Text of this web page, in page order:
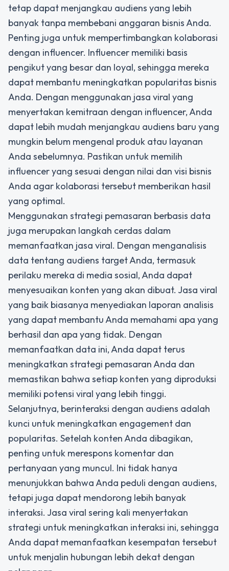
tetap dapat menjangkau audiens yang lebih
banyak tanpa membebani anggaran bisnis Anda.
Penting juga untuk mempertimbangkan kolaborasi
dengan influencer. Influencer memiliki basis
pengikut yang besar dan loyal, sehingga mereka
dapat membantu meningkatkan popularitas bisnis
Anda. Dengan menggunakan jasa viral yang
menyertakan kemitraan dengan influencer, Anda
dapat lebih mudah menjangkau audiens baru yang
mungkin belum mengenal produk atau layanan
Anda sebelumnya. Pastikan untuk memilih
influencer yang sesuai dengan nilai dan visi bisnis
Anda agar kolaborasi tersebut memberikan hasil
yang optimal.
Menggunakan strategi pemasaran berbasis data
juga merupakan langkah cerdas dalam
memanfaatkan jasa viral. Dengan menganalisis
data tentang audiens target Anda, termasuk
perilaku mereka di media sosial, Anda dapat
menyesuaikan konten yang akan dibuat. Jasa viral
yang baik biasanya menyediakan laporan analisis
yang dapat membantu Anda memahami apa yang
berhasil dan apa yang tidak. Dengan
memanfaatkan data ini, Anda dapat terus
meningkatkan strategi pemasaran Anda dan
memastikan bahwa setiap konten yang diproduksi
memiliki potensi viral yang lebih tinggi.
Selanjutnya, berinteraksi dengan audiens adalah
kunci untuk meningkatkan engagement dan
popularitas. Setelah konten Anda dibagikan,
penting untuk merespons komentar dan
pertanyaan yang muncul. Ini tidak hanya
menunjukkan bahwa Anda peduli dengan audiens,
tetapi juga dapat mendorong lebih banyak
interaksi. Jasa viral sering kali menyertakan
strategi untuk meningkatkan interaksi ini, sehingga
Anda dapat memanfaatkan kesempatan tersebut
untuk menjalin hubungan lebih dekat dengan